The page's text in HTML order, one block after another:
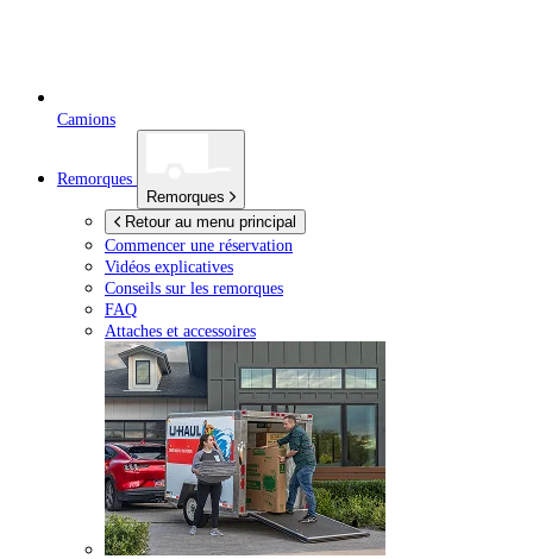
Camions
Remorques
Remorques
Retour au menu principal
Commencer une réservation
Vidéos explicatives
Conseils sur les remorques
FAQ
Attaches et accessoires